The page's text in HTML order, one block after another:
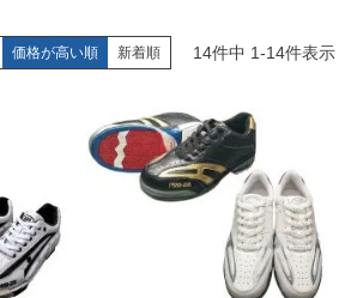
価格が高い順 新着順 14件中 1-14件表示